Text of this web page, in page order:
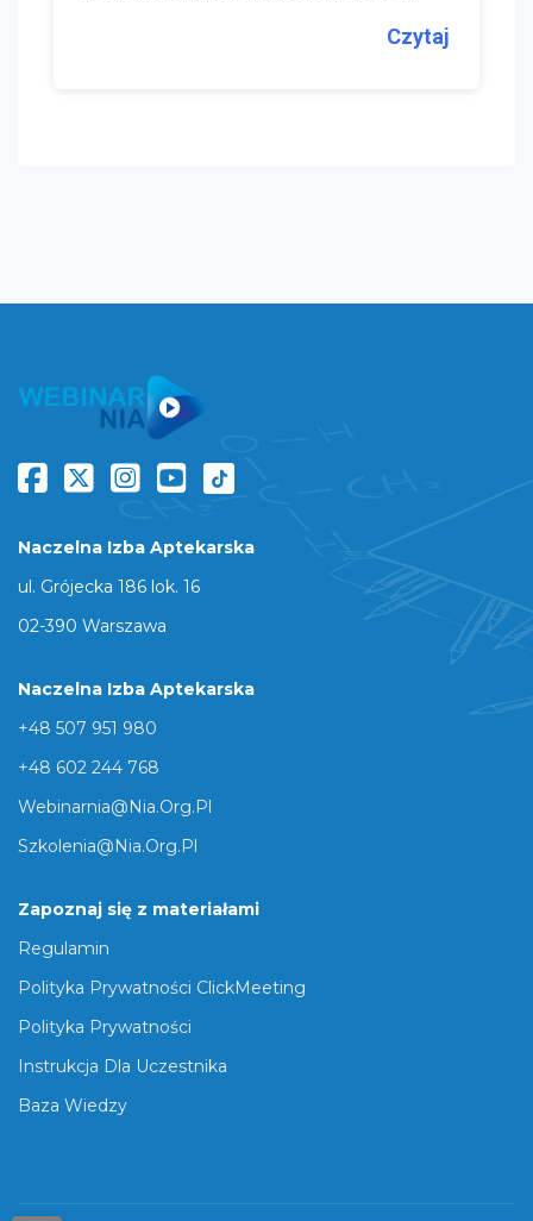
Czytaj
Naczelna Izba Aptekarska
ul. Grójecka 186 lok. 16
02-390 Warszawa
Naczelna Izba Aptekarska
+48 507 951 980
+48 602 244 768
Webinarnia@nia.org.pl
Szkolenia@nia.org.pl
Zapoznaj się z materiałami
Regulamin
Polityka Prywatności ClickMeeting
Polityka Prywatności
Instrukcja Dla Uczestnika
Baza Wiedzy